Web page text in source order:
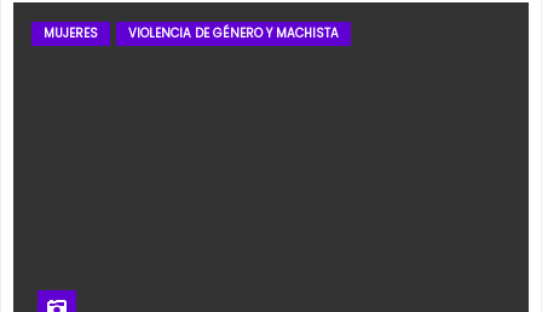
MUJERES VIOLENCIA DE GÉNERO Y MACHISTA